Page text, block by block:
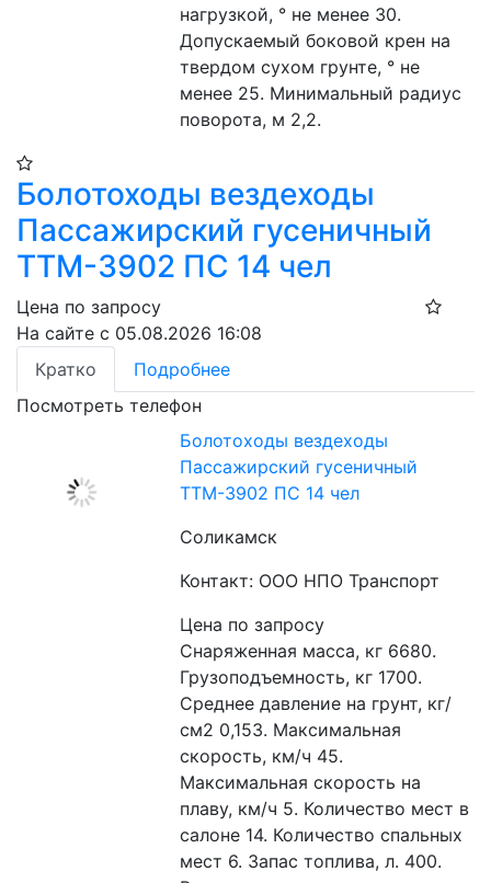
нагрузкой, ° не менее 30.
Допускаемый боковой крен на
твердом сухом грунте, ° не
менее 25. Минимальный радиус
поворота, м 2,2.
Болотоходы вездеходы
Пассажирский гусеничный
ТТМ-3902 ПС 14 чел
Цена по запросу
На сайте с 05.08.2026 16:08
Кратко
Подробнее
Посмотреть телефон
Болотоходы вездеходы
Пассажирский гусеничный
ТТМ-3902 ПС 14 чел
Соликамск
Контакт: ООО НПО Транспорт
Цена по запросу
Снаряженная масса, кг 6680.
Грузоподъемность, кг 1700.
Среднее давление на грунт, кг/
см2 0,153. Максимальная
скорость, км/ч 45.
Максимальная скорость на
плаву, км/ч 5. Количество мест в
салоне 14. Количество спальных
мест 6. Запас топлива, л. 400.